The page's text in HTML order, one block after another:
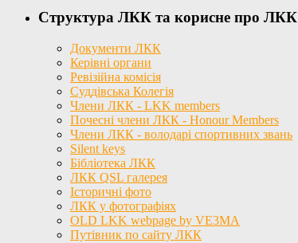
Структура ЛКК та корисне про ЛКК
Документи ЛКК
Керівні органи
Ревізійна комісія
Суддівська Колегія
Члени ЛКК - LKK members
Почесні члени ЛКК - Honour Members
Члени ЛКК - володарі спортивних звань
Silent keys
Бібліотека ЛКК
ЛКК QSL галерея
Історичні фото
ЛКК у фотографіях
OLD LKK webpage by VE3MA
Путівник по сайту ЛКК